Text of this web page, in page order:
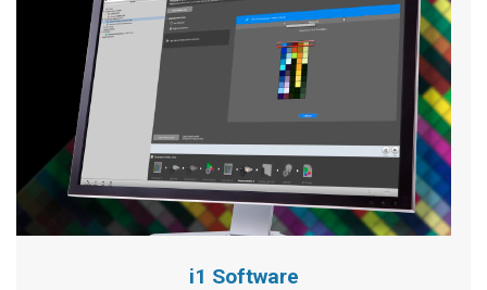
i1 Software